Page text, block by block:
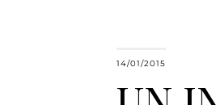
14/01/2015